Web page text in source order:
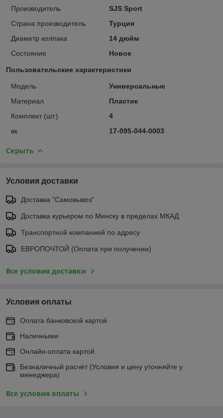
Производитель
SJS Sport
Страна производитель
Турция
Диаметр колпака
14 дюйм
Состояние
Новое
Пользовательские характеристики
Модель
Универсальные
Материал
Пластик
Комплект (шт.)
4
вк
17-095-044-0003
Скрыть
Условия доставки
Доставка "Самовывоз"
Доставка курьером по Минску в пределах МКАД
Транспортной компанией по адресу
ЕВРОПОЧТОЙ (Оплата при получении)
Все условия доставки
Условия оплаты
Оплата банковской картой
Наличными
Онлайн-оплата картой
Безналичный расчёт (Условия и цену уточняйте у
менеджера)
Все условия оплаты